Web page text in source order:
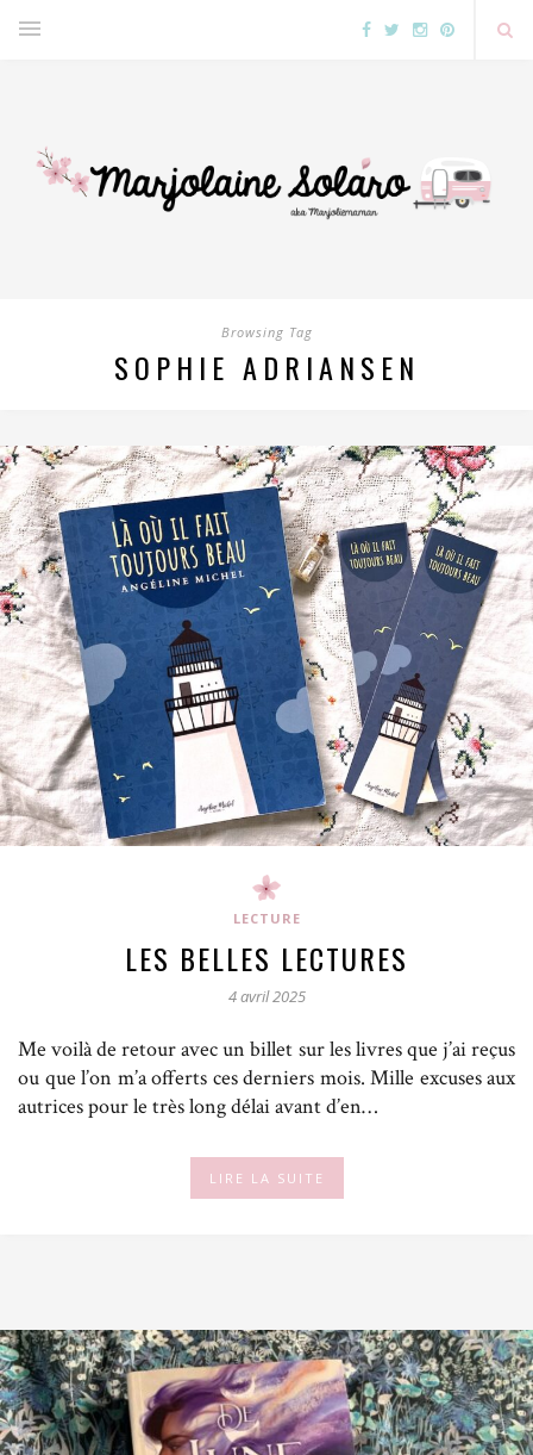
Browsing Tag
SOPHIE ADRIANSEN
LECTURE
LES BELLES LECTURES
4 avril 2025
Me voilà de retour avec un billet sur les livres que j’ai reçus
ou que l’on m’a offerts ces derniers mois. Mille excuses aux
autrices pour le très long délai avant d’en…
LIRE LA SUITE